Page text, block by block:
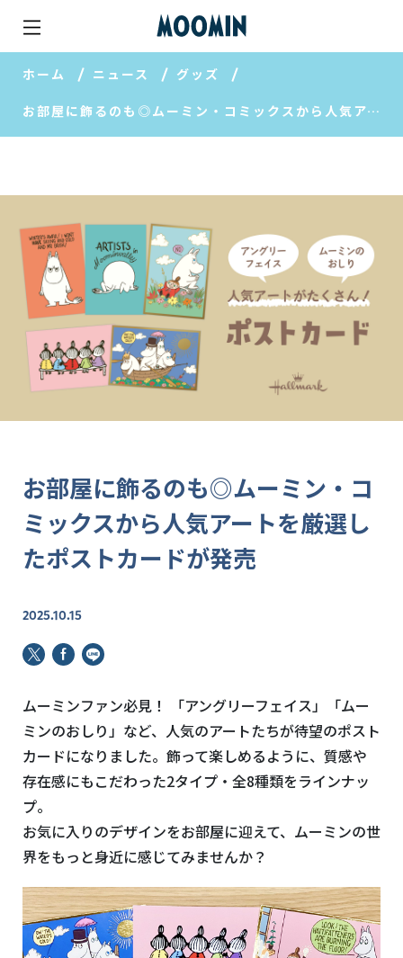
ホーム ニュース グッズ
お部屋に飾るのも◎ムーミン・コミックスから人気アートを厳選したポストカードが発売
お部屋に飾るのも◎ムーミン・コ
ミックスから人気アートを厳選し
たポストカードが発売
2025.10.15
ムーミンファン必見！ 「アングリーフェイス」「ムー
ミンのおしり」など、人気のアートたちが待望のポスト
カードになりました。飾って楽しめるように、質感や
存在感にもこだわった2タイプ・全8種類をラインナッ
プ。
お気に入りのデザインをお部屋に迎えて、ムーミンの世
界をもっと身近に感じてみませんか？